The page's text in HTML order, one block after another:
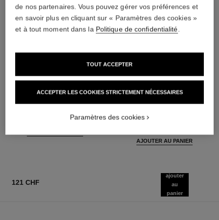
Rechargeable – Eau de Parfum
AJOUTER AU PANIER
121 CHF
ajouter
au
panier
de nos partenaires. Vous pouvez gérer vos préférences et
en savoir plus en cliquant sur « Paramètres des cookies »
et à tout moment dans la Politique de confidentialité.
ACCEPTER LES COOKIES STRICTEMENT NÉCESSAIRES
TOUT ACCEPTER
Paramètres des cookies